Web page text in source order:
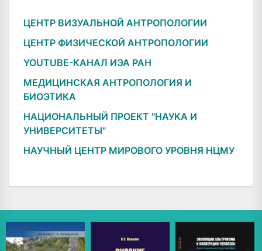
ЦЕНТР ВИЗУАЛЬНОЙ АНТРОПОЛОГИИ
ЦЕНТР ФИЗИЧЕСКОЙ АНТРОПОЛОГИИ
YOUTUBE-КАНАЛ ИЭА РАН
МЕДИЦИНСКАЯ АНТРОПОЛОГИЯ И
БИОЭТИКА
НАЦИОНАЛЬНЫЙ ПРОЕКТ "НАУКА И
УНИВЕРСИТЕТЫ"
НАУЧНЫЙ ЦЕНТР МИРОВОГО УРОВНЯ НЦМУ